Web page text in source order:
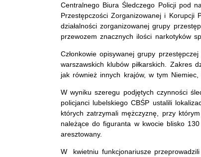
Centralnego Biura Śledczego Policji pod
Przestępczości Zorganizowanej i Korupcji
działalności zorganizowanej grupy
przewozem znacznych ilości narkotyków
Członkowie opisywanej grupy
warszawskich klubów piłkarskich. Zakres
jak również innych krajów, w tym Niemiec,
W wyniku szeregu podjętych czynności
policjanci lubelskiego CBŚP ustalili
których zatrzymali mężczyznę, przy
należące do figuranta w kwocie blisko
aresztowany.
W kwietniu funkcjonariusze